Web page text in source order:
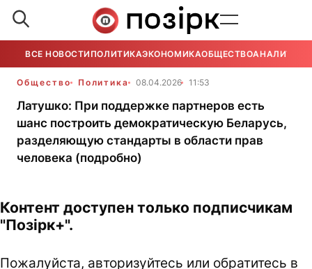
ВСЕ НОВОСТИ ПОЛИТИКАЭКОНОМИКАОБЩЕСТВОАНАЛИТИКА
Общество Политика 08.04.2026 11:53
Латушко: При поддержке партнеров есть
шанс построить демократическую Беларусь,
разделяющую стандарты в области прав
человека (подробно)
Контент доступен только подписчикам
"Позірк+".
Пожалуйста, авторизуйтесь или обратитесь в